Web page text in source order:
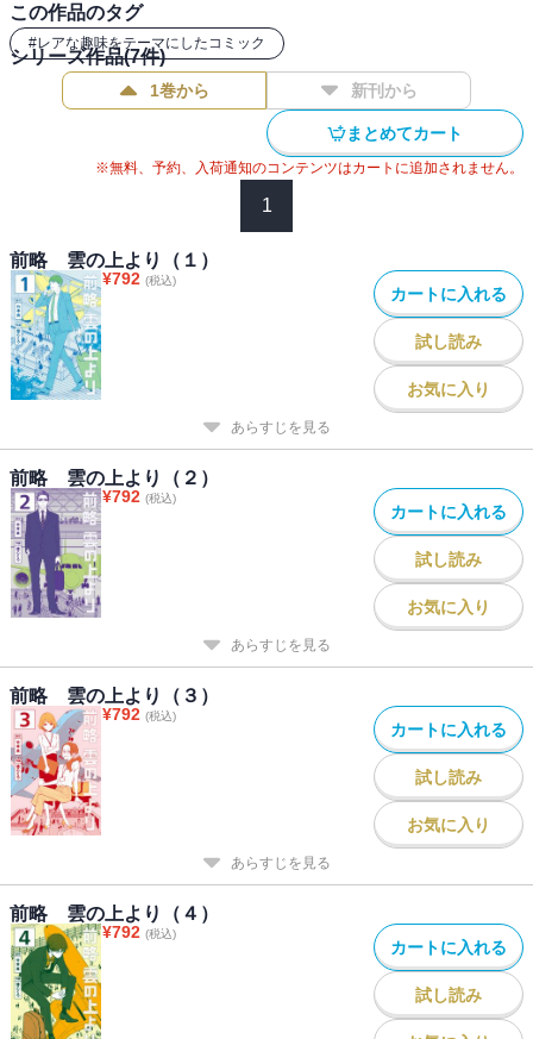
この作品のタグ
#レアな趣味をテーマにしたコミック
シリーズ作品(7件)
1巻から 新刊から
まとめてカート
※無料、予約、入荷通知のコンテンツはカートに追加されません。
1
前略 雲の上より（１）
¥792 (税込)
カートに入れる
試し読み
お気に入り
あらすじを見る
前略 雲の上より（２）
¥792 (税込)
カートに入れる
試し読み
お気に入り
あらすじを見る
前略 雲の上より（３）
¥792 (税込)
カートに入れる
試し読み
お気に入り
あらすじを見る
前略 雲の上より（４）
¥792 (税込)
カートに入れる
試し読み